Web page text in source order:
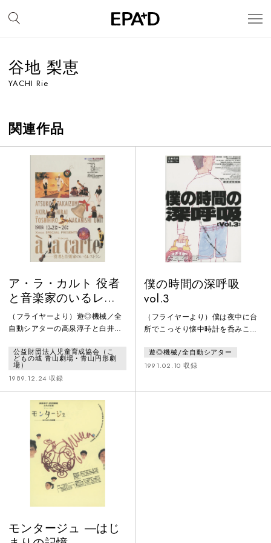
谷地 梨恵
YACHI Rie
関連作品
ア・ラ・カルト 役者
と音楽家のいるレス
トラン
（フライヤーより）遊◎機械／全
自動シアターの高泉淳子と白井晃
中西俊博とジョイントして贈るシ
ャレた時間のア・ラ・カルト（一
品料理）。青山円形劇場に突如現
れたワンダーランドのレストラ
ン、演劇+コンサート=素敵な素敵
なショウの始まりです。はっきり
言ってこんなの見たことない、見
たことないのに何処かなつかし
い…。さあ、何が飛び出すか?サン
タの靴下を開ける気分、味わって
公益財団法人児童育成協会（こ
どもの城 青山劇場・青山円形劇
場）
1989.12.24 収録
僕の時間の深呼吸
vol.3
（フライヤーより）僕は夜中に台
所でこっそり懐中時計を呑みこん
遊◎機械/全自動シアター
1991.02.10 収録
モンタージュ ―はじ